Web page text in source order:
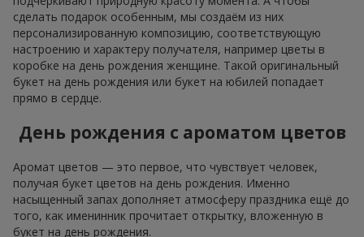
Наши достижения
Доставка цветов года в Украине
«Выбор страны»
2026 год
«Ukrainian Business Award»
Доставка цветов года в Украине
«Выбор страны»
2025 год